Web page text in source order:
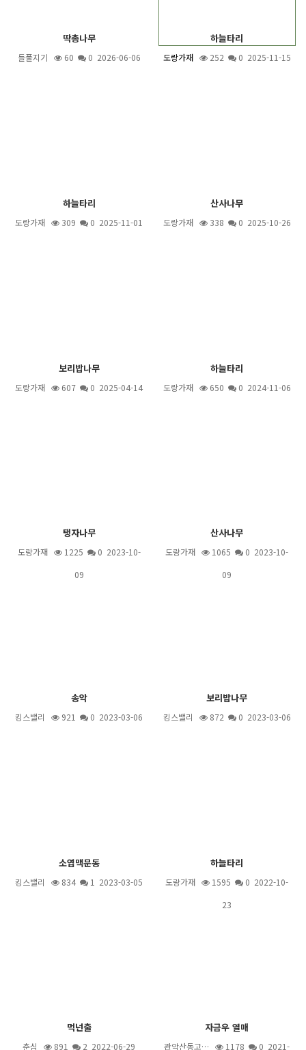
딱총나무
들풀지기 60 0 2026-06-06
하늘타리
도랑가재 252 0 2025-11-15
하늘타리
도랑가재 309 0 2025-11-01
산사나무
도랑가재 338 0 2025-10-26
보리밥나무
도랑가재 607 0 2025-04-14
하늘타리
도랑가재 650 0 2024-11-06
탱자나무
도랑가재 1225
0 2023-10-
09
산사나무
도랑가재 1065
0 2023-10-
09
송악
킹스밸리 921 0 2023-03-06
보리밥나무
킹스밸리 872 0 2023-03-06
소엽맥문동
킹스밸리 834 1 2023-03-05
하늘타리
도랑가재 1595
0 2022-10-
23
먹넌출
춘심 891 2 2022-06-29
자금우 열매
관악산동고… 1178
0 2021-